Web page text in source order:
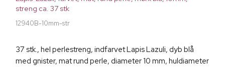
streng ca. 37 stk
12940B-10mm-str
37 stk., hel perlestreng, indfarvet Lapis Lazuli, dyb blå
med gnister, mat rund perle, diameter 10 mm, huldiameter